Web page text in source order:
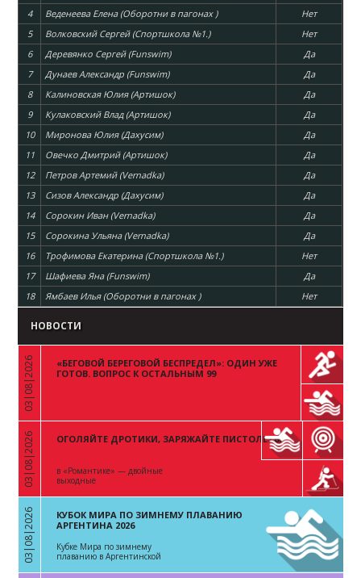
4
Веденеева Елена (Оборотни в пагонах )
Нет
5
Волковский Сергей (Спортшкола №1.)
Нет
6
Деревянко Сергей (Funswim)
Да
7
Дунаев Александр (Funswim)
Да
8
Калиновская Юлия (Артишок)
Да
9
Кулаковский Влад (Артишок)
Да
10
Миронова Юлия (Дахусим)
Да
11
Овечко Дмитрий (Артишок)
Да
12
Петров Артемий (Vernadka)
Да
13
Сизов Александр (Дахусим)
Да
14
Сорокин Иван (Vernadka)
Да
15
Сорокина Ульяна (Vernadka)
Да
16
Трофимова Екатерина (Спортшкола №1.)
Нет
17
Шафиева Яна (Funswim)
Да
18
Ямбаев Илья (Оборотни в пагонах ) Нет
НОВОСТИ
«
03|08|2026
«БЕГОВОЙ БЕРЕГОВОЙ БЕСПРЕДЕЛ»: ОДИН УЖЕ
ГОТОВ. ВОПРОС К ОСТАЛЬНЫМ 99
«
03|08|2026 ОГОЛЯЙТЕ ДРОТИКИ, ЗАРЯЖАЙТЕ ПИСТОЛЕТЫ
в «Романтике» — двойные
выходные
«
03|08|2026
КУБОК МИРА ПО ЗИМНЕМУ ПЛАВАНИЮ
АРГЕНТИНА 2026
Кубке Мира по зимнему
плаванию в Аргентинской